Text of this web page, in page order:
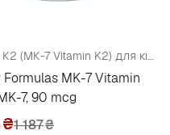
Вітамін К2 (МК-7 Vitamin K2) для кісток
Formulas MK-7 Vitamin
7, 90 mcg
₴1 187₴